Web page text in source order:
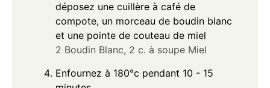
déposez une cuillère à café de
compote, un morceau de boudin blanc
et une pointe de couteau de miel
2 Boudin Blanc, 2 c. à soupe Miel
Enfournez à 180°c pendant 10 - 15